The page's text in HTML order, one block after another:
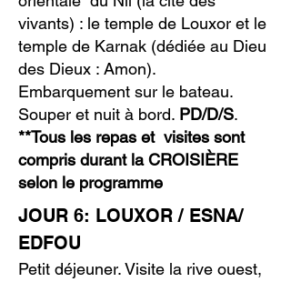
vivants) : le temple de Louxor et le
temple de Karnak (dédiée au Dieu
des Dieux : Amon).
Embarquement sur le bateau.
Souper et nuit à bord. PD/D/S.
**Tous les repas et visites sont
compris durant la CROISIÈRE
selon le programme
JOUR 6: LOUXOR / ESNA/
EDFOU
Petit déjeuner. Visite la rive ouest,